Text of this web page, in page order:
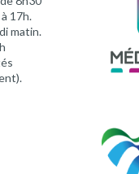
17h.
matin.